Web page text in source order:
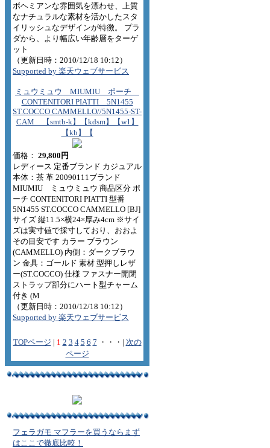
ボヘミアンな雰囲気を漂わせ、上質
なナチュラルな素材を活かしたスタ
イリッシュなデザインが特徴。 プラ
ダから、より幅広い年齢層をターゲ
ット
（更新日時：2010/12/18 10:12）
Supported by 楽天ウェブサービス
ミュウミュウ MIUMIU ポーチ
CONTENITORI PIATTI 5N1455
ST.COCCO CAMMELLO//5N1455-ST-
CAM 【smtb-k】【kdsm】【w1】
【kb】【
価格： 29,800円
レディース 定番ブランド カジュアル
本体：茶 革 20090111ブランド
MIUMIU ミュウミュウ 商品区分 ポ
ーチ CONTENITORI PIATTI 型番
5N1455 ST.COCCO CAMMELLO [BJ]
サイズ 縦11.5×横24×厚み4cm ※サイ
ズは実寸値で採寸しており、おおよ
その目安です カラー ブラウン
(CAMMELLO) 内側：ダークブラウ
ン 金具：ゴールド 素材 型押しレザ
ー(ST.COCCO) 仕様 ファスナー開閉
ストラップ部分にハート型チャーム
付き (M
（更新日時：2010/12/18 10:12）
Supported by 楽天ウェブサービス
TOPページ | 1 2 3 4 5 6 7 ・・・| 次の
ページ
フェラガモ マフラーを買うならまず
はここで徹底比較！